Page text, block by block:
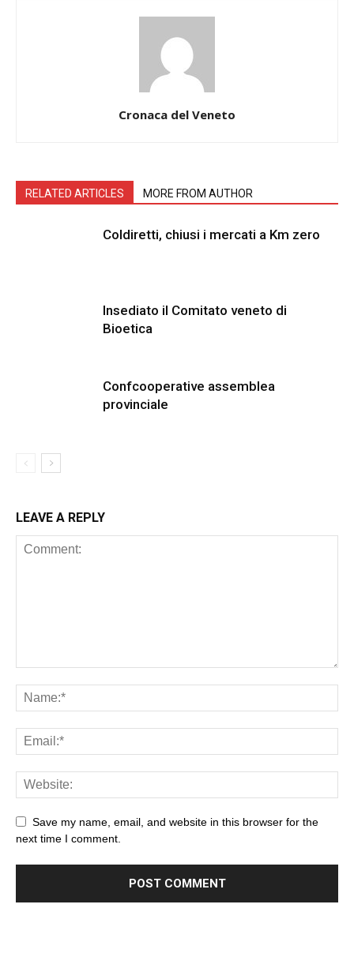
Cronaca del Veneto
RELATED ARTICLES MORE FROM AUTHOR
Coldiretti, chiusi i mercati a Km zero
Insediato il Comitato veneto di
Bioetica
Confcooperative assemblea
provinciale
LEAVE A REPLY
Save my name, email, and website in this browser for the
next time I comment.